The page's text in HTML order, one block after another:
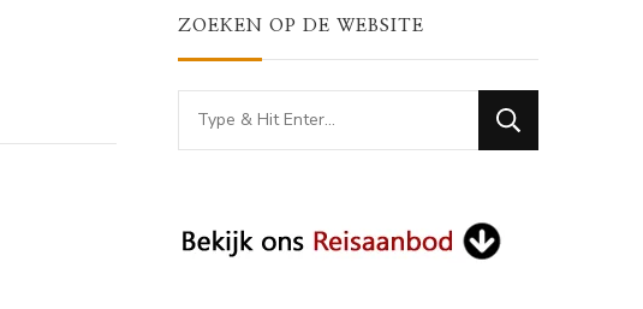
ZOEKEN OP DE WEBSITE
Looking
for